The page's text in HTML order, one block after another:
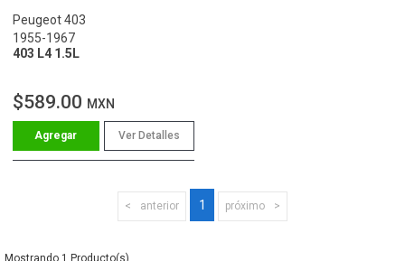
Peugeot 403
1955-1967
403 L4 1.5L
$589.00 MXN
Ver Detalles
anterior 1 próximo
1